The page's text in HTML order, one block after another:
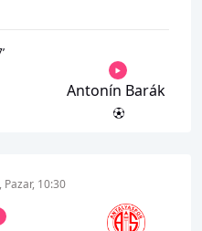
’
Antonín Barák
Pazar, 10:30